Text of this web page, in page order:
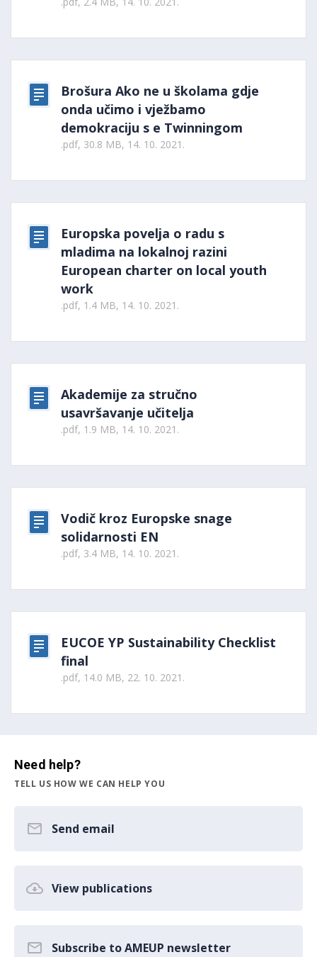
Brošura Ako ne u školama gdje
onda učimo i vježbamo
demokraciju s e Twinningom
.pdf, 30.8 MB, 14. 10. 2021.
Europska povelja o radu s
mladima na lokalnoj razini
European charter on local youth
work
.pdf, 1.4 MB, 14. 10. 2021.
Akademije za stručno
usavršavanje učitelja
.pdf, 1.9 MB, 14. 10. 2021.
Vodič kroz Europske snage
solidarnosti EN
.pdf, 3.4 MB, 14. 10. 2021.
EUCOE YP Sustainability Checklist
final
.pdf, 14.0 MB, 22. 10. 2021.
Need help?
TELL US HOW WE CAN HELP YOU
Send email
View publications
Subscribe to AMEUP newsletter